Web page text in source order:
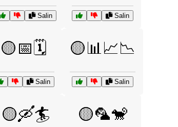
Salin Salin
🟡📅🗓️
Salin
🟡📊📈📉
Salin
🟡🛶🏄 🟡🦜🐒